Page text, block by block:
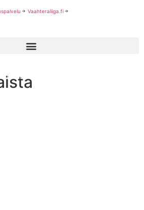
Vaahteraliiga.fi
on uudistettu